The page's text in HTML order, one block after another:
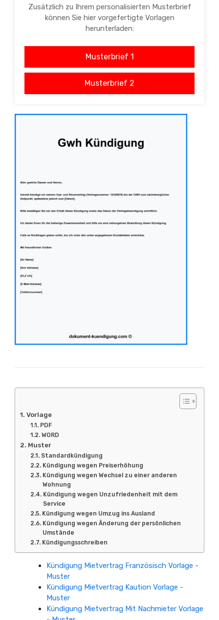
Zusätzlich zu Ihrem personalisierten Musterbrief
können Sie hier vorgefertigte Vorlagen
herunterladen:
Musterbrief 1
Musterbrief 2
Vorlage
PDF
WORD
Muster
Standardkündigung
Kündigung wegen Preiserhöhung
Kündigung wegen Wechsel zu einer anderen
Wohnung
Kündigung wegen Unzufriedenheit mit dem
Service
Kündigung wegen Umzug ins Ausland
Kündigung wegen Änderung der persönlichen
Umstände
Kündigungsschreiben
Kündigung Mietvertrag Französisch Vorlage -
Muster
Kündigung Mietvertrag Kaution Vorlage -
Muster
Kündigung Mietvertrag Mit Nachmieter Vorlage